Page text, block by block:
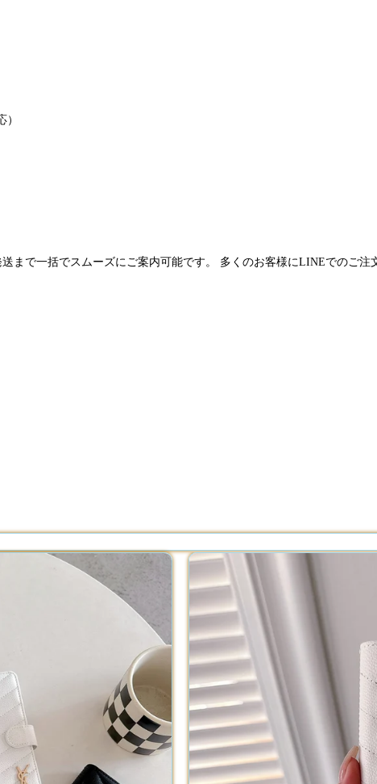
まで一括でスムーズにご案内可能です。 多くのお客様にLINEでのご注